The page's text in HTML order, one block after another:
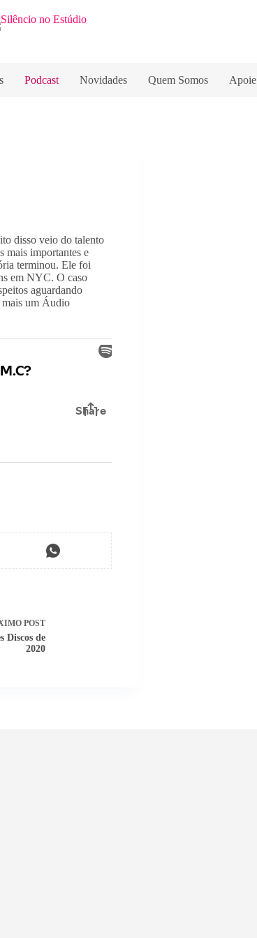
Podcast Novidades Quem Somos Apoie
disso veio do talento
mais importantes e
terminou. Ele foi
em NYC. O caso
aguardando
mais um Áudio
POST
Discos de
2020